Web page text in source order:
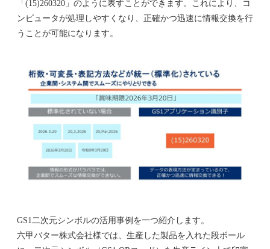
「(15)260320」のように表すことができます。これにより、コ
ンピュータが処理しやすくなり、正確かつ迅速に情報交換を行
うことが可能になります。
GS1二次元シンボルの活用事例を一つ紹介します。
六甲バター株式会社様では、生産した製品を入れた段ボール